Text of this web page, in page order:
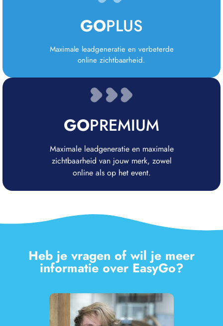
GOPLUS
Maximale leadgeneratie en verbeterde
online zichtbaarheid.
GOPREMIUM
Maximale leadgeneratie en maximale
zichtbaarheid van jouw merk, zowel
online als op het event.
Heb je vragen of wil je meer
informatie over EasyGo?